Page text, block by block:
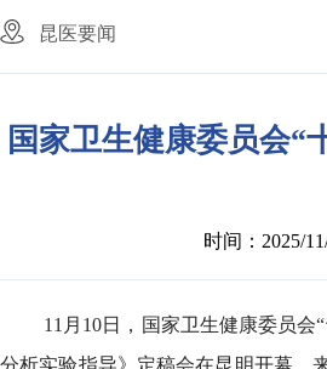
昆医要闻
国家卫生健康委员会“
时间：2025/
11月10日，国家卫生健康委员
分析实验指导》定稿会在昆明开幕。